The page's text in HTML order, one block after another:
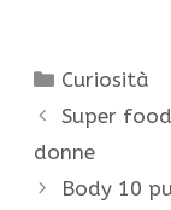
Categorie
Curiosità
Super
donne
Body 10